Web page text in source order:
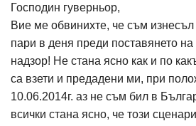
Господин гуверньор,
Вие ме обвинихте, че съм
пари в деня преди поставянето
надзор! Не стана ясно как и по
са взети и предадени ми, при
10.06.2014г. аз не съм бил в
всички стана ясно, че този